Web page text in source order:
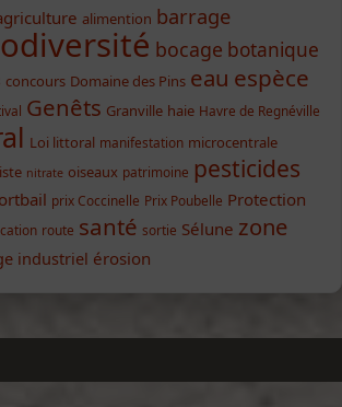
alimention barrage
bocage botanique
concours Domaine des Pins eau espèce
Genêts Granville haie Havre de Regnéville
Loi littoral manifestation microcentrale
nitrate oiseaux patrimoine pesticides
prix Coccinelle Prix Poubelle Protection
route santé sortie Sélune zone
industriel érosion